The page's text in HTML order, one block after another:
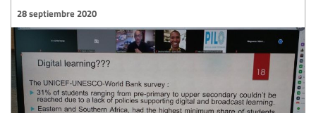
28 septiembre 2020